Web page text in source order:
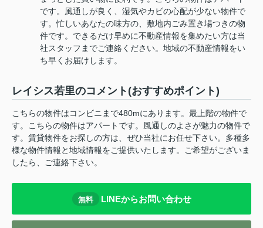
です。風通しが良く、湿気やカビの心配が少ない物件で
す。忙しいあなたの味方の、敷地内ごみ置き場つきの物
件です。できるだけ早めに不動産情報を集めたい方は当
社スタッフまでご連絡ください。地域の不動産情報をい
ち早くお届けします。
レイシス若里のコメント(おすすめポイント)
こちらの物件はコンビニまで480mにあります。最上階の物件で
す。こちらの物件はアパートです。風通しのよさが魅力の物件で
す。賃貸物件をお探しの方は、ぜひ当社にお任せ下さい。多種多
様な物件情報と地域情報をご提供いたします。ご希望がございま
したら、ご連絡下さい。
無料 LINEからお問い合わせ